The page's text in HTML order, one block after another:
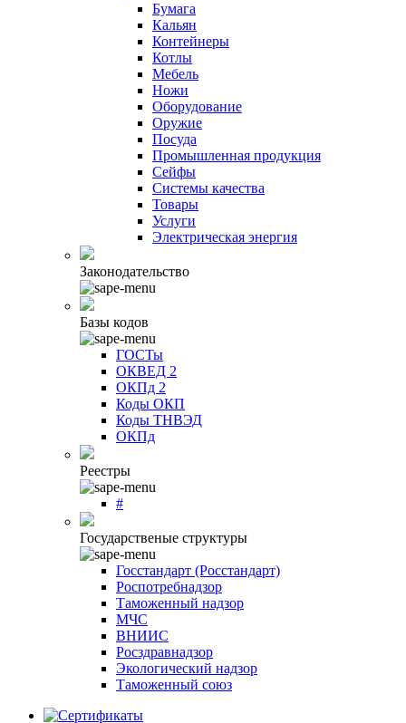
Бумага
Кальян
Контейнеры
Котлы
Мебель
Ножи
Оборудование
Оружие
Посуда
Промышленная продукция
Сейфы
Системы качества
Товары
Услуги
Электрическая энергия
Законодательство
Базы кодов
ГОСТы
ОКВЕД 2
ОКПд 2
Коды ОКП
Коды ТНВЭД
ОКПд
Реестры
#
Государственые структуры
Госстандарт (Росстандарт)
Роспотребнадзор
Таможенный надзор
МЧС
ВНИИС
Росздравнадзор
Экологический надзор
Таможенный союз